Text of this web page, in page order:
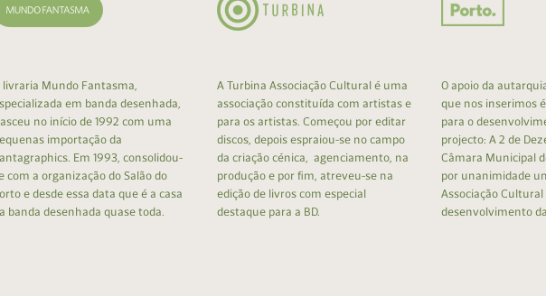
livraria Mundo Fantasma,
em banda desenhada,
no início de 1992 com uma
importação da
Em 1993, consolidou-
com a organização do Salão do
e desde essa data que é a casa
banda desenhada quase toda.
A Turbina Associação Cultural é uma
associação constituída com artistas e
para os artistas. Começou por editar
discos, depois espraiou-se no campo
da criação cénica, agenciamento, na
produção e por fim, atreveu-se na
edição de livros com especial
destaque para a BD.
O apoio da
que nos inserimos
para o
projecto: A 2 de
Câmara Municipal
por unanimidade
Associação Cultural
desenvolvimento